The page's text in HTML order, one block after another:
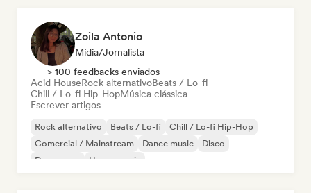
Zoila Antonio
Mídia/Jornalista
> 100 feedbacks enviados
Acid HouseRock alternativoBeats / Lo-fi
Chill / Lo-fi Hip-HopMúsica clássica
Escrever artigos
Rock alternativo Beats / Lo-fi
Chill / Lo-fi Hip-Hop
Comercial / Mainstream
Dance music
Disco
Dream pop
House music